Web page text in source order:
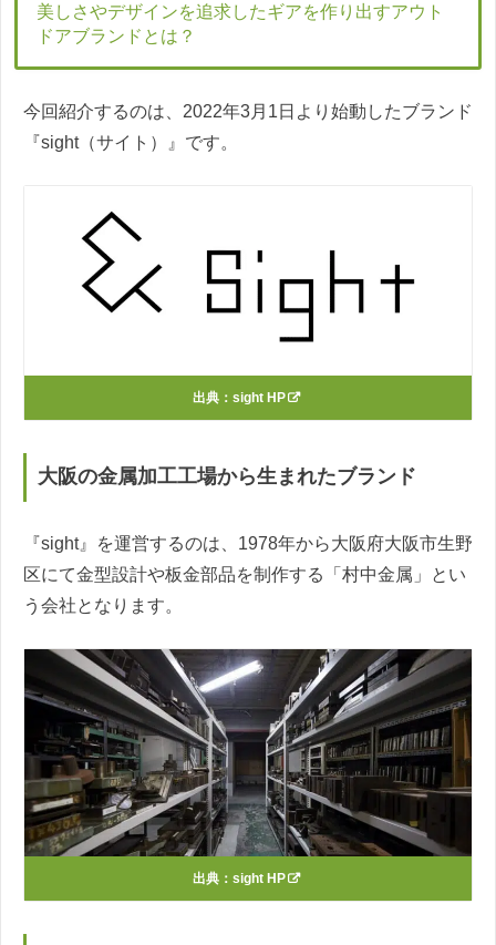
美しさやデザインを追求したギアを作り出すアウト
ドアブランドとは？
今回紹介するのは、2022年3月1日より始動したブランド
『sight（サイト）』です。
出典： sight HP
大阪の金属加工工場から生まれたブランド
『sight』を運営するのは、1978年から大阪府大阪市生野
区にて金型設計や板金部品を制作する「村中金属」とい
う会社となります。
出典： sight HP